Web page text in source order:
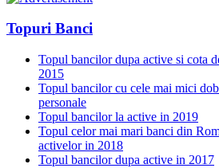
Topuri Banci
Topul bancilor dupa active si cota
2015
Topul bancilor cu cele mai mici
personale
Topul bancilor la active in 2019
Topul celor mai mari banci din
activelor in 2018
Topul bancilor dupa active in 2017